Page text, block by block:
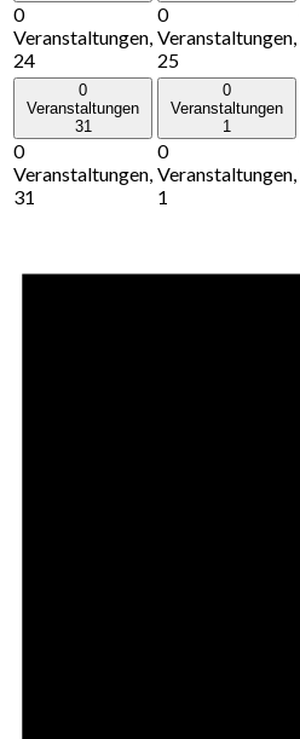
0
Veranstaltungen,
24
0
Veranstaltungen,
25
0
Veranstaltungen
31
0
Veranstaltungen,
31
0
Veranstaltungen
1
0
Veranstaltungen,
1